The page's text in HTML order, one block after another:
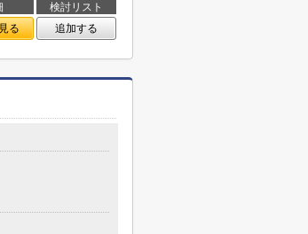
検討リスト
る 追加する